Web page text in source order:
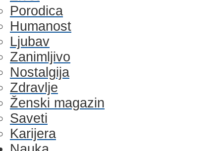
Porodica
Humanost
Ljubav
Zanimljivo
Nostalgija
Zdravlje
Ženski magazin
Saveti
Karijera